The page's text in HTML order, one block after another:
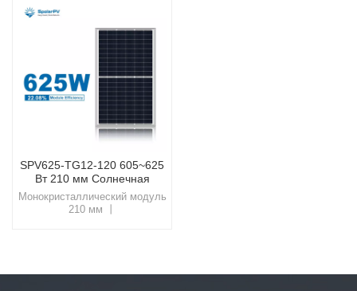
SPV625-TG12-120 605~625
Вт 210 мм Солнечная
панель Topcon
Монокристаллический модуль
210 мм 丨
солнца, как никогда раньше, с